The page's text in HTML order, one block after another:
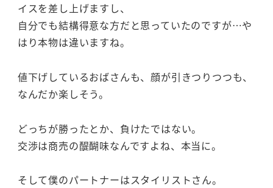
イスを差し上げますし、
自分でも結構得意な方だと思っていたのですが…や
はり本物は違いますね。
値下げしているおばさんも、顔が引きつりつつも、
なんだか楽しそう。
どっちが勝ったとか、負けたではない。
交渉は商売の醍醐味なんですよね、本当に。
そして僕のパートナーはスタイリストさん。